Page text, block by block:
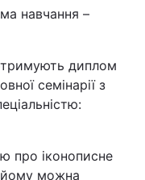
навчання –
диплом
семінарії з
про іконописне
можна